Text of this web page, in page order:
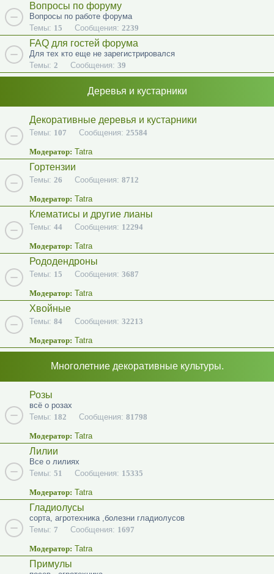
Вопросы по форуму
Вопросы по работе форума
Темы: 15 Сообщения: 2239
FAQ для гостей форума
Для тех кто еще не зарегистрировался
Темы: 2 Сообщения: 39
Деревья и кустарники
Декоративные деревья и кустарники
Темы: 107 Сообщения: 25584
Модератор: Tatra
Гортензии
Темы: 26 Сообщения: 8712
Модератор: Tatra
Клематисы и другие лианы
Темы: 44 Сообщения: 12294
Модератор: Tatra
Рододендроны
Темы: 15 Сообщения: 3687
Модератор: Tatra
Хвойные
Темы: 84 Сообщения: 32213
Модератор: Tatra
Многолетние декоративные культуры.
Розы
всё о розах
Темы: 182 Сообщения: 81798
Модератор: Tatra
Лилии
Все о лилиях
Темы: 51 Сообщения: 15335
Модератор: Tatra
Гладиолусы
сорта, агротехника ,болезни гладиолусов
Темы: 7 Сообщения: 1697
Модератор: Tatra
Примулы